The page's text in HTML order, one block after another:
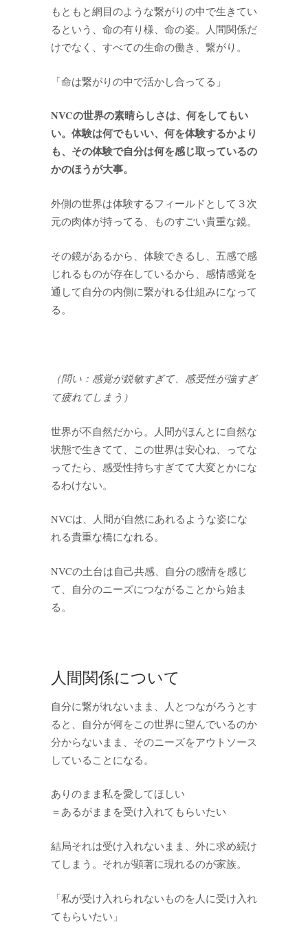
もともと網目のような繋がりの中で生きてい
るという、命の有り様、命の姿。人間関係だ
けでなく、すべての生命の働き、繋がり。
「命は繋がりの中で活かし合ってる」
NVCの世界の素晴らしさは、何をしてもい
い。体験は何でもいい、何を体験するかより
も、その体験で自分は何を感じ取っているの
かのほうが大事。
外側の世界は体験するフィールドとして３次
元の肉体が持ってる、ものすごい貴重な鏡。
その鏡があるから、体験できるし、五感で感
じれるものが存在しているから、感情感覚を
通して自分の内側に繋がれる仕組みになって
る。
（問い：感覚が鋭敏すぎて、感受性が強すぎ
て疲れてしまう）
世界が不自然だから。人間がほんとに自然な
状態で生きてて、この世界は安心ね、ってな
ってたら、感受性持ちすぎてて大変とかにな
るわけない。
NVCは、人間が自然にあれるような姿にな
れる貴重な橋になれる。
NVCの土台は自己共感、自分の感情を感じ
て、自分のニーズにつながることから始ま
る。
人間関係について
自分に繋がれないまま、人とつながろうとす
ると、自分が何をこの世界に望んでいるのか
分からないまま、そのニーズをアウトソース
していることになる。
ありのまま私を愛してほしい
＝あるがままを受け入れてもらいたい
結局それは受け入れないまま、外に求め続け
てしまう。それが顕著に現れるのが家族。
「私が受け入れられないものを人に受け入れ
てもらいたい」